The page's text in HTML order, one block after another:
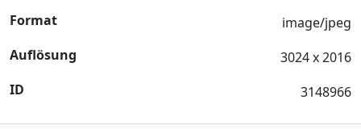
Format
image/jpeg
Auflösung
3024 x 2016
ID
3148966